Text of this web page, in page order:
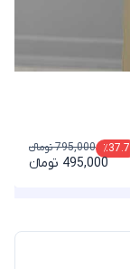
٪37.7 795,000 تومانء
495,000 تومانء